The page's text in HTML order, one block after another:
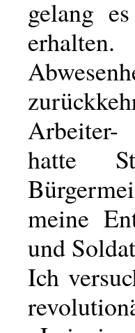
gelang
hatte
meine
und
Ich